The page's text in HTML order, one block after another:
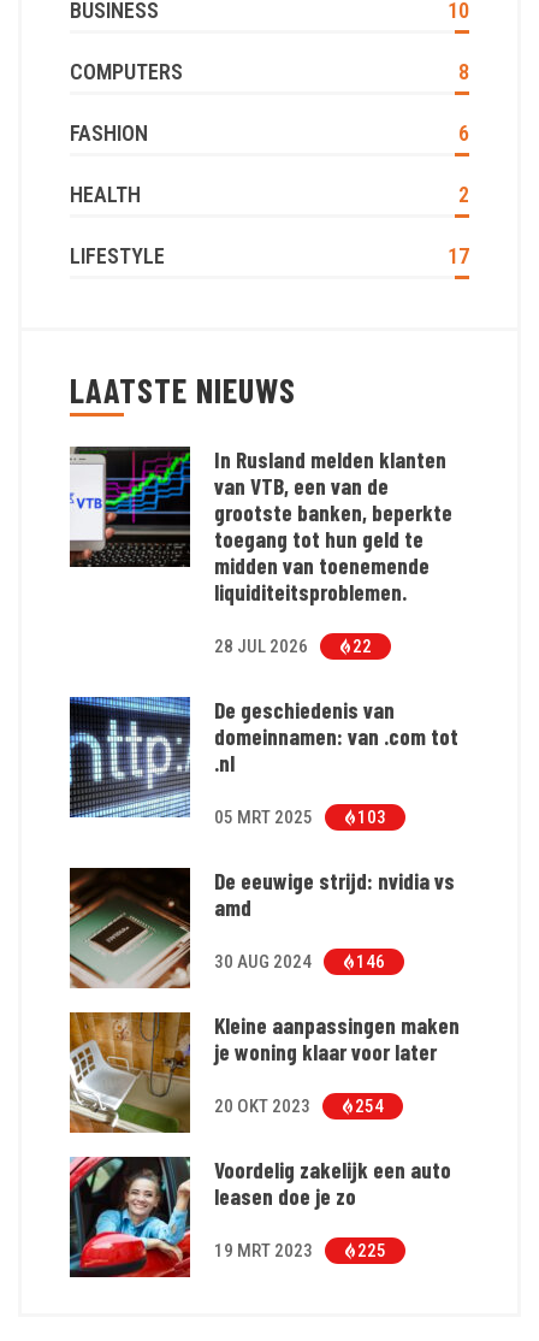
BUSINESS 10
COMPUTERS 8
FASHION 6
HEALTH 2
LIFESTYLE 17
LAATSTE NIEUWS
In Rusland melden klanten
van VTB, een van de
grootste banken, beperkte
toegang tot hun geld te
midden van toenemende
liquiditeitsproblemen.
28 JUL 2026 22
De geschiedenis van
domeinnamen: van .com tot
.nl
05 MRT 2025 103
De eeuwige strijd: nvidia vs
amd
30 AUG 2024 146
Kleine aanpassingen maken
je woning klaar voor later
20 OKT 2023 254
Voordelig zakelijk een auto
leasen doe je zo
19 MRT 2023 225